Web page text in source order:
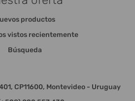
productos
vistos recientemente
Búsqueda
CP11600, Montevideo - Uruguay